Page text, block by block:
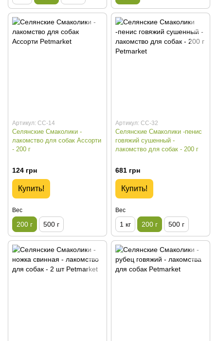
Артикул: СС-14
Селянские Смаколики -
лакомство для собак Ассорти
- 200 г
124 грн
Купить!
Вес
200 г 500 г
Артикул: СС-32
Селянские Смаколики -пенис
говяжий сушенный -
лакомство для собак - 200 г
681 грн
Купить!
Вес
1 кг 200 г 500 г